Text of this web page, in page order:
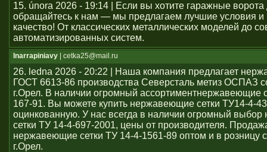
15. února 2026 - 19:14 | Если вы хотите гаражные
обращайтесь к нам — мы предлагаем лучшие условия и
качество! От классических металлических моделей до
автоматизированных систем.
Inarrapiniavy | cetka25@mail.ru
26. ledna 2026 - 20:22 | Наша компания предлагает
ГОСТ 6613-86 производства Северсталь метиз ОСПАЗ
г.Орел. В наличии огромный ассортиментнержавеющие
167-91. Вы можете купить нержавеющие сетки ТУ14-4-
оцинкованную. У нас всегда в наличии огромный
сетки ТУ 14-4-697-2001, цены от производителя.
нержавеющие сетки ТУ 14-4-1561-89 оптом и в розницу
г.Орел.